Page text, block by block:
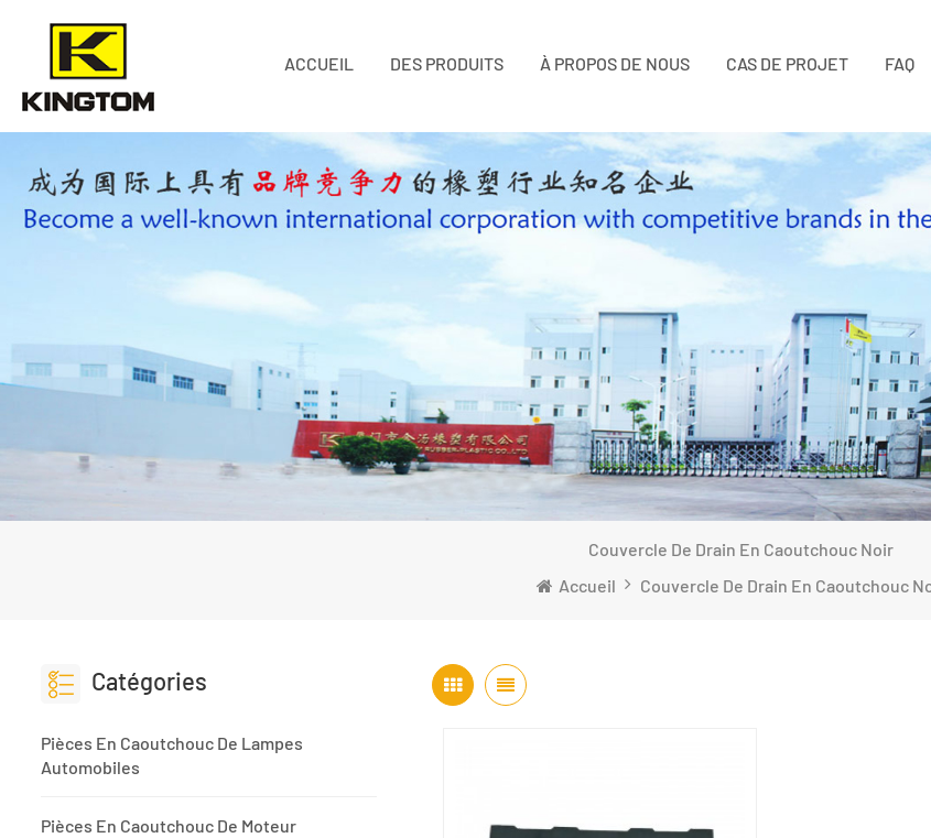
ACCUEIL DES PRODUITS À PROPOS DE NOUS CAS DE PROJET FAQ
Couvercle De Drain En Caoutchouc Noir
Accueil
Couvercle De Drain En Caoutchouc
Catégories
Pièces En Caoutchouc De Lampes
Automobiles
Pièces En Caoutchouc De Moteur